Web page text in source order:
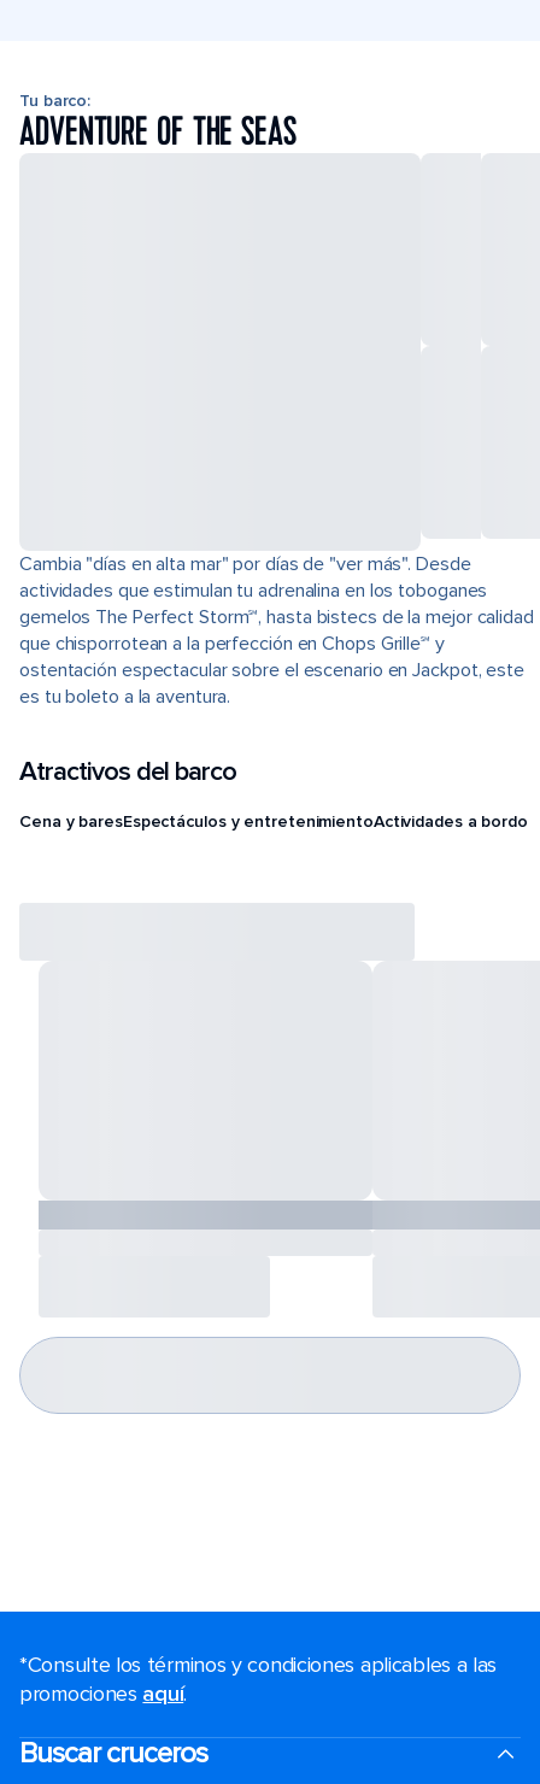
Tu barco:
ADVENTURE OF THE SEAS
Cambia "días en alta mar" por días de "ver más". Desde
actividades que estimulan tu adrenalina en los toboganes
gemelos The Perfect Storm℠, hasta bistecs de la mejor calidad
que chisporrotean a la perfección en Chops Grille℠ y
ostentación espectacular sobre el escenario en Jackpot, este
es tu boleto a la aventura.
Atractivos del barco
Cena y baresEspectáculos y entretenimientoActividades a bordo
*Consulte los términos y condiciones aplicables a las
promociones aquí.
Buscar cruceros